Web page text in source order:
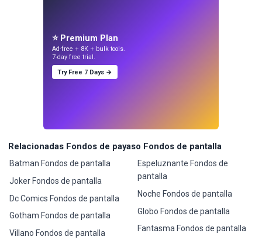
⭐ Premium Plan
Ad-free + 8K + bulk tools.
7-day free trial.
Try Free 7 Days →
Relacionadas Fondos de payaso Fondos de pantalla
Batman Fondos de pantalla
Joker Fondos de pantalla
Dc Comics Fondos de pantalla
Gotham Fondos de pantalla
Villano Fondos de pantalla
Espeluznante Fondos de
pantalla
Noche Fondos de pantalla
Globo Fondos de pantalla
Fantasma Fondos de pantalla